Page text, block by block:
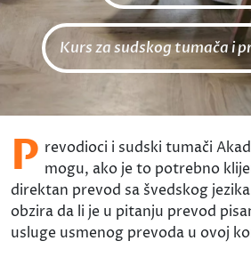
Kurs za sudskog tumača i
P revodioci i sudski tumači
mogu, ako je to potrebno
direktan prevod sa švedskog
obzira da li je u pitanju prevod
usluge usmenog prevoda u ovoj